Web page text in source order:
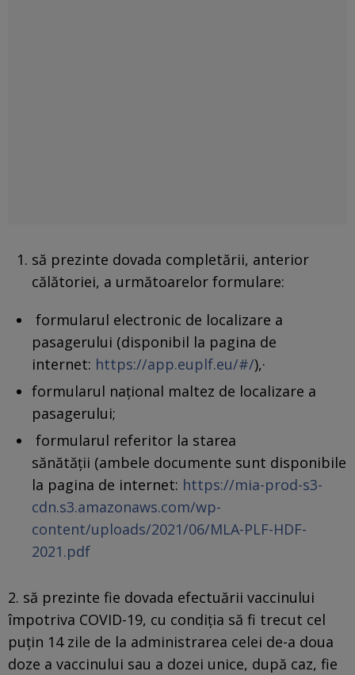
să prezinte dovada completării, anterior
călătoriei, a următoarelor formulare:
formularul electronic de localizare a
pasagerului (disponibil la pagina de
internet: https://app.euplf.eu/#/),·
formularul naţional maltez de localizare a
pasagerului;
formularul referitor la starea
sănătăţii (ambele documente sunt disponibile
la pagina de internet: https://mia-prod-s3-
cdn.s3.amazonaws.com/wp-
content/uploads/2021/06/MLA-PLF-HDF-
2021.pdf
2. să prezinte fie dovada efectuării vaccinului
împotriva COVID-19, cu condiţia să fi trecut cel
puţin 14 zile de la administrarea celei de-a doua
doze a vaccinului sau a dozei unice, după caz, fie